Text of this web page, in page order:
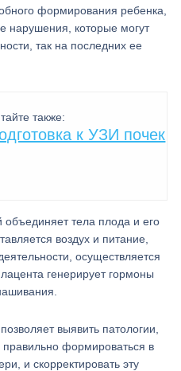
формирования ребенка,
нарушения, которые могут
так на последних ее
также:
к УЗИ почек
тела плода и его
воздух и питание,
осуществляется
генерирует гормоны
выявить патологии,
формироваться в
и скорректировать эту